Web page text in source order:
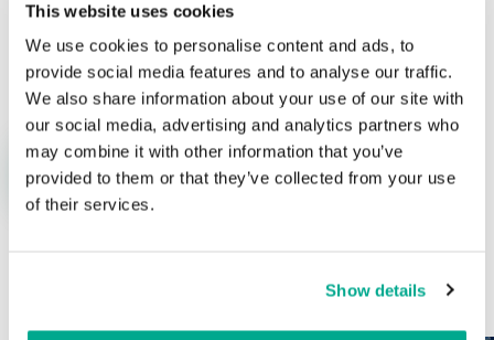
This website uses cookies
We use cookies to personalise content and ads, to
provide social media features and to analyse our traffic.
We also share information about your use of our site with
our social media, advertising and analytics partners who
may combine it with other information that you’ve
provided to them or that they’ve collected from your use
of their services.
Show details
Nombre* Correo electrónico*
ÚLTIMAS PUBLICACIONES